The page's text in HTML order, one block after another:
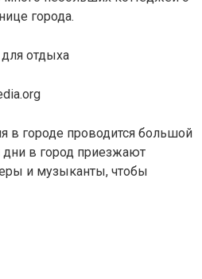
города.
в городе проводится большой
дни в город приезжают
и музыканты, чтобы